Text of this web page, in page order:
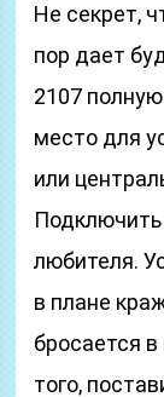
Не секрет,
пор дает
2107
место для
или
любителя.
в плане
бросается
того,